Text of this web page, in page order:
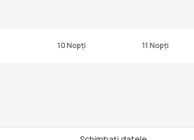
10 Nopți 11 Nopți